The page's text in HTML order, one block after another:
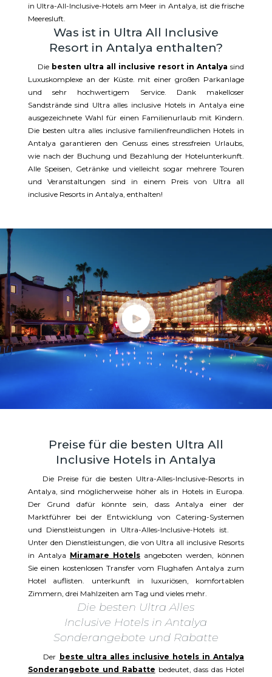
in Ultra-All-Inclusive-Hotels am Meer in Antalya, ist die frische
Meeresluft.
Was ist in Ultra All Inclusive
Resort in Antalya enthalten?
Die besten ultra all inclusive resort in Antalyasind
Luxuskomplexe an der Küste. mit einer großen Parkanlage
und sehr hochwertigem Service. Dank makelloser
Sandstrände sind Ultra alles inclusive Hotels in Antalya eine
ausgezeichnete Wahl für einen Familienurlaub mit Kindern.
Die besten ultra alles inclusive familienfreundlichen Hotels in
Antalya garantieren den Genuss eines stressfreien Urlaubs,
wie nach der Buchung und Bezahlung der Hotelunterkunft.
Alle Speisen, Getränke und vielleicht sogar mehrere Touren
und Veranstaltungen sind in einem Preis von Ultra all
inclusive Resorts in Antalya, enthalten!
Preise für die besten Ultra All
Inclusive Hotels in Antalya
Die Preise für die besten Ultra-Alles-Inclusive-Resorts in
Antalya, sind möglicherweise höher als in Hotels in Europa.
Der Grund dafür könnte sein, dass Antalya einer der
Marktführer bei der Entwicklung von Catering-Systemen
und Dienstleistungen in Ultra-Alles-Inclusive-Hotels ist.
Unter den Dienstleistungen, die von Ultra all inclusive Resorts
in Antalya Miramare Hotels angeboten werden, können
Sie einen kostenlosen Transfer vom Flughafen Antalya zum
Hotel auflisten. unterkunft in luxuriösen, komfortablen
Zimmern, drei Mahlzeiten am Tag und vieles mehr.
Die besten Ultra Alles
Inclusive Hotels in Antalya
Sonderangebote und Rabatte
Der beste ultra alles inclusive hotels in Antalya
Sonderangebote und Rabatte bedeutet, dass das Hotel